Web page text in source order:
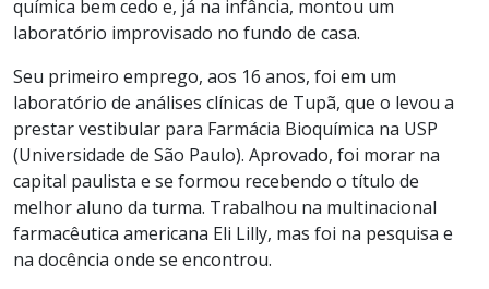
química bem cedo e, já na infância, montou um
laboratório improvisado no fundo de casa.
Seu primeiro emprego, aos 16 anos, foi em um
laboratório de análises clínicas de Tupã, que o levou a
prestar vestibular para Farmácia Bioquímica na USP
(Universidade de São Paulo). Aprovado, foi morar na
capital paulista e se formou recebendo o título de
melhor aluno da turma. Trabalhou na multinacional
farmacêutica americana Eli Lilly, mas foi na pesquisa e
na docência onde se encontrou.